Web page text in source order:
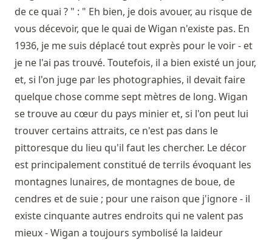
de ce quai ? " : " Eh bien, je dois avouer, au risque de
vous décevoir, que le quai de Wigan n'existe pas. En
1936, je me suis déplacé tout exprès pour le voir - et
je ne l'ai pas trouvé. Toutefois, il a bien existé un jour,
et, si l'on juge par les photographies, il devait faire
quelque chose comme sept mètres de long. Wigan
se trouve au cœur du pays minier et, si l'on peut lui
trouver certains attraits, ce n'est pas dans le
pittoresque du lieu qu'il faut les chercher. Le décor
est principalement constitué de terrils évoquant les
montagnes lunaires, de montagnes de boue, de
cendres et de suie ; pour une raison que j'ignore - il
existe cinquante autres endroits qui ne valent pas
mieux - Wigan a toujours symbolisé la laideur